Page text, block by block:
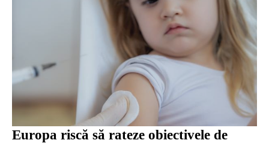
Europa riscă să rateze obiectivele de